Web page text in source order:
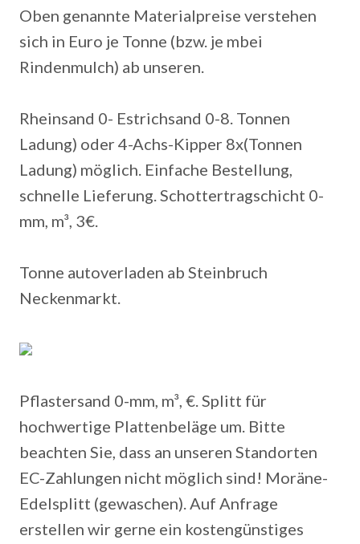
Oben genannte Materialpreise verstehen
sich in Euro je Tonne (bzw. je mbei
Rindenmulch) ab unseren.
Rheinsand 0- Estrichsand 0-8. Tonnen
Ladung) oder 4-Achs-Kipper 8x(Tonnen
Ladung) möglich. Einfache Bestellung,
schnelle Lieferung. Schottertragschicht 0-
mm, m³, 3€.
Tonne autoverladen ab Steinbruch
Neckenmarkt.
Pflastersand 0-mm, m³, €. Splitt für
hochwertige Plattenbeläge um. Bitte
beachten Sie, dass an unseren Standorten
EC-Zahlungen nicht möglich sind! Moräne-
Edelsplitt (gewaschen). Auf Anfrage
erstellen wir gerne ein kostengünstiges